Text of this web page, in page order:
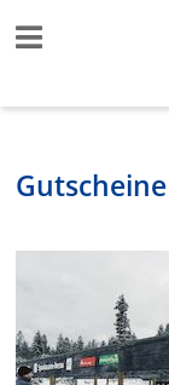
Gutscheine